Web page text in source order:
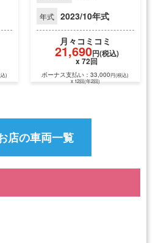
)
年式 2023/10年式
月々 コミコミ
21,690円(税込)
x 72回
ボーナス支払い：33,000円(税込)
x 12回(年2回)
店の車両一覧